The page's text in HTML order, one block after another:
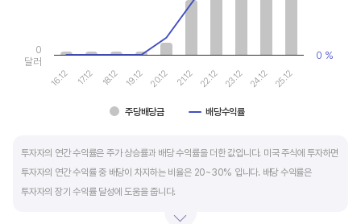
주당배당금 배당수익률
16.12 17.12 18.12 19.12 20.12 21.12 22.12 23.12 24.12 25.12
0
달러
0 %
투자자의 연간 수익률은 주가 상승률과 배당 수익률을 더한 값입니다. 미국 주식에 투자하면
투자자의 연간 수익률 중 배당이 차지하는 비율은 20~30% 입니다. 배당 수익률은
투자자의 장기 수익률 달성에 도움을 줍니다.